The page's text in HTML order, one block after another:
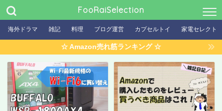
FooRaiSelection
海外ドラマ 雑記 料理 ブログ運営 カプセルトイ 家電セレクト
☆ Amazon売れ筋ランキング ☆